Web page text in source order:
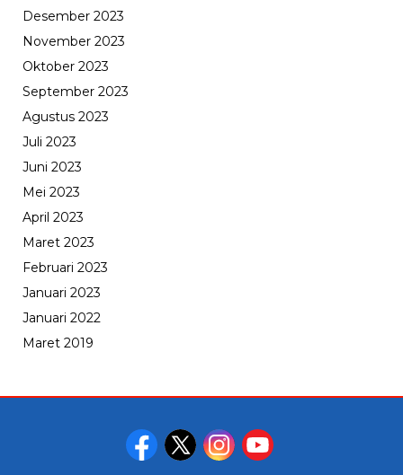
Desember 2023
November 2023
Oktober 2023
September 2023
Agustus 2023
Juli 2023
Juni 2023
Mei 2023
April 2023
Maret 2023
Februari 2023
Januari 2023
Januari 2022
Maret 2019